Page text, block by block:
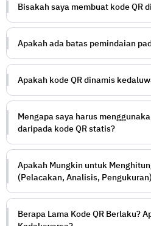
Bisakah saya membuat kode QR
Apakah ada batas pemindaian
Apakah kode QR dinamis
Mengapa saya harus
daripada kode QR statis?
Apakah Mungkin untuk
(Pelacakan, Analisis,
Berapa Lama Kode QR Berlaku?